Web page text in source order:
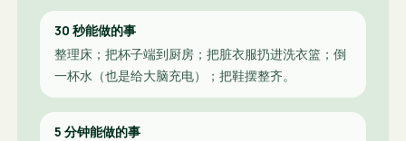
30 秒能做的事
整理床；把杯子端到厨房；把脏衣服扔进洗衣篮；倒
一杯水（也是给大脑充电）；把鞋摆整齐。
5 分钟能做的事